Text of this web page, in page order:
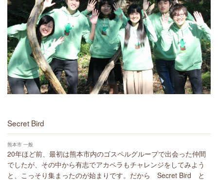
Secret Bird
熊本市 一般
20年ほど前、最初は熊本市内のゴスペルグループで出会った仲間
でしたが、その中から有志でアカペラもチャレンジをしてみよう
と、こっそり集まったのが始まりです。だから Secret Bird と